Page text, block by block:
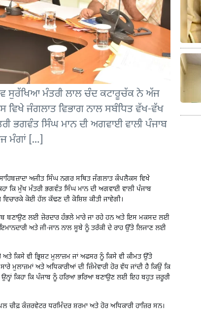
ਸੁਰੱਖਿਆ ਮੰਤਰੀ ਲਾਲ ਚੰਦ ਕਟਾਰੂਚੱਕ ਨੇ ਅੱਜ
ਵਿਖੇ ਜੰਗਲਾਤ ਵਿਭਾਗ ਨਾਲ ਸਬੰਧਿਤ ਵੱਖ-ਵੱਖ
ਭਗਵੰਤ ਸਿੰਘ ਮਾਨ ਦੀ ਅਗਵਾਈ ਵਾਲੀ ਪੰਜਾਬ
ਮੰਗਾਂ […]
ਅਜੀਤ ਸਿੰਘ ਨਗਰ ਸਥਿਤ ਜੰਗਲਾਤ ਕੰਪਲੈਕਸ ਵਿਖੇ
ਕਿ ਮੁੱਖ ਮੰਤਰੀ ਭਗਵੰਤ ਸਿੰਘ ਮਾਨ ਦੀ ਅਗਵਾਈ ਵਾਲੀ ਪੰਜਾਬ
ਕੋਈ ਹੱਲ ਕੱਢਣ ਦੀ ਕੋਸ਼ਿਸ਼ ਕੀਤੀ ਜਾਵੇਗੀ।
ਬਣਾਉਣ ਲਈ ਜ਼ੋਰਦਾਰ ਹੰਭਲੇ ਮਾਰੇ ਜਾ ਰਹੇ ਹਨ ਅਤੇ ਇਸ ਮਕਸਦ ਲਈ
ਅਤੇ ਜੀ-ਜਾਨ ਨਾਲ ਸੂਬੇ ਨੂੰ ਤਰੱਕੀ ਦੇ ਰਾਹ ਉੱਤੇ ਲਿਜਾਣ ਲਈ
ਅਤੇ ਕਿਸੇ ਵੀ ਭ੍ਰਿਸ਼ਟ ਮੁਲਾਜ਼ਮ ਜਾਂ ਅਫਸਰ ਨੂੰ ਕਿਸੇ ਵੀ ਕੀਮਤ ਉੱਤੇ
ਮੁਲਾਜ਼ਮਾਂ ਅਤੇ ਅਧਿਕਾਰੀਆਂ ਦੀ ਜ਼ਿੰਮੇਵਾਰੀ ਹੋਰ ਵੱਧ ਜਾਂਦੀ ਹੈ ਕਿਉਂ ਕਿ
ਕਿਹਾ ਕਿ ਪੰਜਾਬ ਨੂੰ ਹਰਿਆ ਭਰਿਆ ਬਣਾਉਣ ਲਈ ਇਹ ਬਹੁਤ ਜ਼ਰੂਰੀ
ਚੀਫ਼ ਕੰਜ਼ਰਵੇਟਰ ਧਰਮਿੰਦਰ ਸ਼ਰਮਾ ਅਤੇ ਹੋਰ ਅਧਿਕਾਰੀ ਹਾਜ਼ਿਰ ਸਨ।